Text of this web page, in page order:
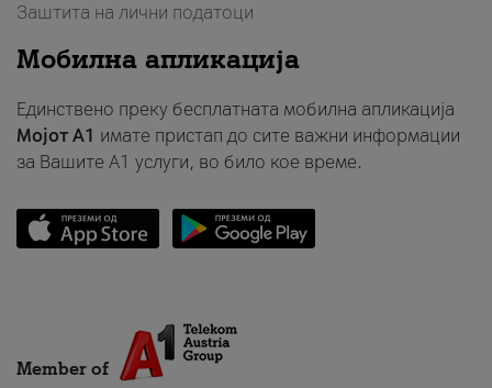
Заштита на лични податоци
Мобилна апликација
Единствено преку бесплатната мобилна апликација
Мојот A1 имате пристап до сите важни информации
за Вашите A1 услуги, во било кое време.
Member of